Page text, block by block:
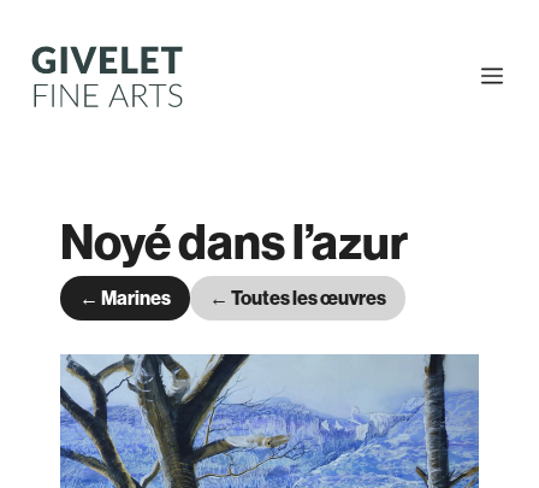
contenu
Noyé dans l’azur
← Marines ← Toutes les œuvres